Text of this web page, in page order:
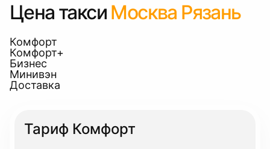
Цена такси Москва Рязань
Комфорт
Комфорт+
Бизнес
Минивэн
Доставка
Тариф Комфорт